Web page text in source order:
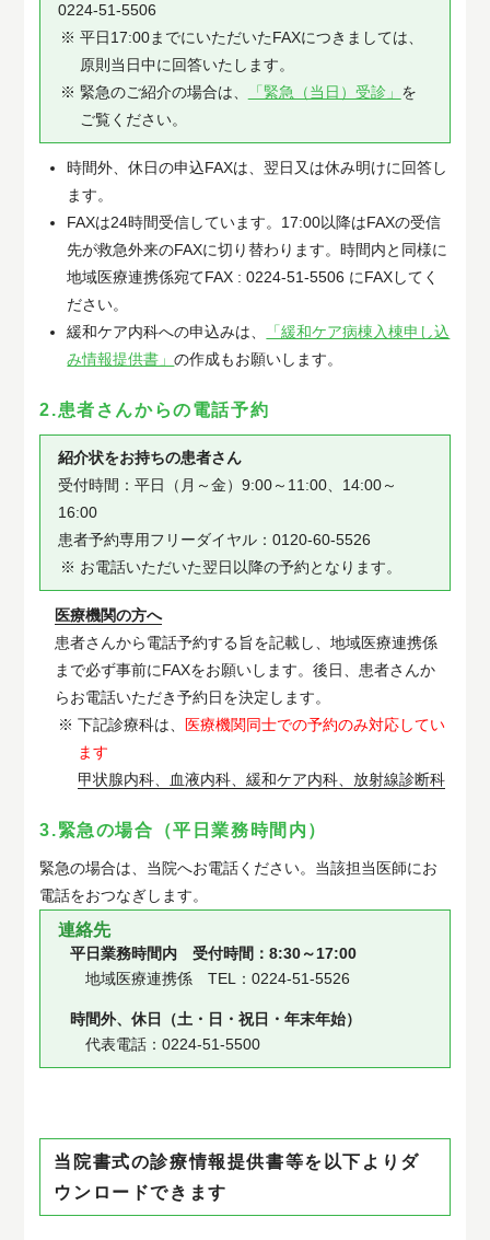
0224-51-5506
平日17:00までにいただいたFAXにつきましては、
原則当日中に回答いたします。
緊急のご紹介の場合は、
「緊急（当日）受診」 を
ご覧ください。
時間外、休日の申込FAXは、翌日又は休み明けに回答し
ます。
FAXは24時間受信しています。17:00以降はFAXの受信
先が救急外来のFAXに切り替わります。時間内と同様に
地域医療連携係宛てFAX : 0224-51-5506 にFAXしてく
ださい。
緩和ケア内科への申込みは、
「緩和ケア病棟入棟申し込
み情報提供書」の作成もお願いします。
2.患者さんからの電話予約
紹介状をお持ちの患者さん
受付時間：平日（月～金）9:00～11:00、14:00～
16:00
患者予約専用フリーダイヤル：0120-60-5526
お電話いただいた翌日以降の予約となります。
医療機関の方へ
患者さんから電話予約する旨を記載し、地域医療連携係
まで必ず事前にFAXをお願いします。後日、患者さんか
らお電話いただき予約日を決定します。
下記診療科は、
医療機関同士での予約のみ対応してい
ます
甲状腺内科、血液内科、緩和ケア内科、放射線診断科
3.緊急の場合（平日業務時間内）
緊急の場合は、当院へお電話ください。当該担当医師にお
電話をおつなぎします。
連絡先
平日業務時間内 受付時間：8:30～17:00
地域医療連携係 TEL：0224-51-5526
時間外、休日（土・日・祝日・年末年始）
代表電話：0224-51-5500
当院書式の診療情報提供書等を以下よりダ
ウンロードできます